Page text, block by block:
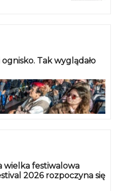
Tak wyglądało
wielka festiwalowa
2026 rozpoczyna się